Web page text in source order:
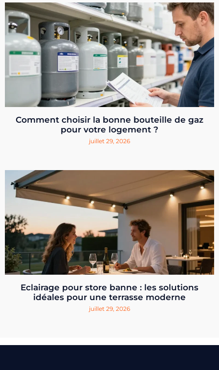
Comment choisir la bonne bouteille de gaz
pour votre logement ?
juillet 29, 2026
Eclairage pour store banne : les solutions
idéales pour une terrasse moderne
juillet 29, 2026